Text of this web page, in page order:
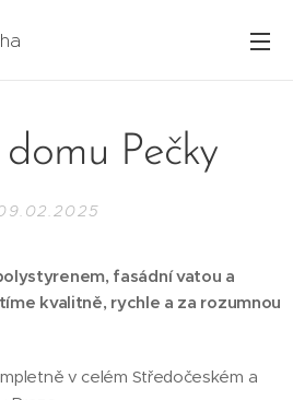
domu Pečky
fasádní vatou a
kvalitně, rychle a za rozumnou
v celém Středočeském a